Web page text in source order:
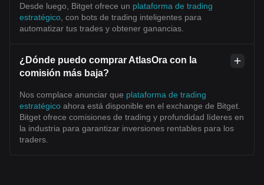
Desde luego, Bitget ofrece un plataforma de trading
estratégico , con bots de trading inteligentes para
automatizar tus trades y obtener ganancias.
¿Dónde puedo comprar AtlasOra con la
comisión más baja?
Nos complace anunciar que plataforma de trading
estratégico ahora está disponible en el exchange de Bitget.
Bitget ofrece comisiones de trading y profundidad líderes en
la industria para garantizar inversiones rentables para los
traders.